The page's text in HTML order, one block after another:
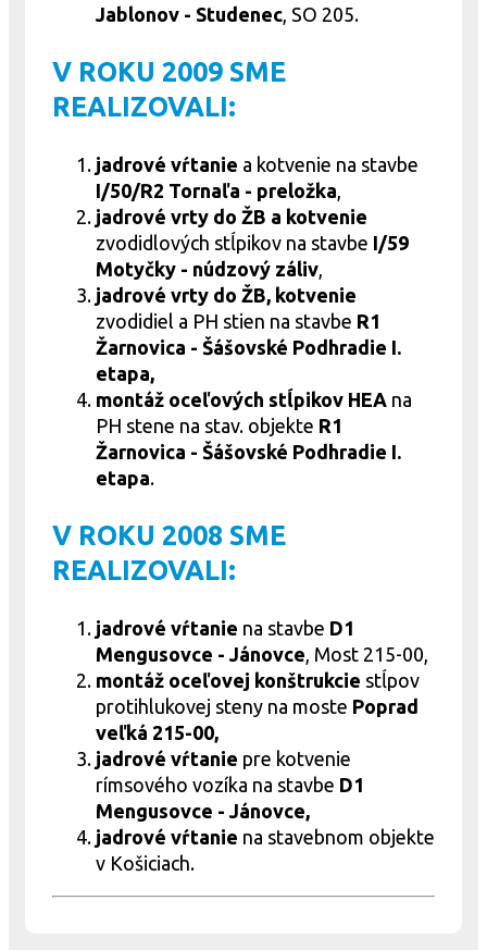
Jablonov - Studenec , SO 205.
V ROKU 2009 SME
REALIZOVALI:
jadrové vŕtanie a kotvenie na stavbe
I/50/R2 Tornaľa - preložka
jadrové vrty do ŽB a kotvenie
zvodidlových stĺpikov na stavbe I/59
Motyčky - núdzový záliv
jadrové vrty do ŽB, kotvenie
zvodidiel a PH stien na stavbe R1
Žarnovica - Šášovské Podhradie I.
etapa,
montáž oceľových stĺpikov HEA na
PH stene na stav. objekte R1
Žarnovica - Šášovské Podhradie I.
etapa.
V ROKU 2008 SME
REALIZOVALI:
jadrové vŕtanie na stavbe D1
Mengusovce - Jánovce , Most 215-00,
montáž oceľovej konštrukcie stĺpov
protihlukovej steny na moste Poprad
veľká 215-00,
jadrové vŕtanie pre kotvenie
rímsového vozíka na stavbe D1
Mengusovce - Jánovce,
jadrové vŕtanie na stavebnom objekte
v Košiciach.